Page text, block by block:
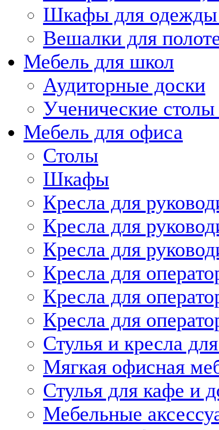
Шкафы для одежды
Вешалки для
Мебель для школ
Аудиторные доски
Ученические столы
Мебель для офиса
Столы
Шкафы
Кресла для
Кресла для
Кресла для
Кресла для
Кресла для
Кресла для
Стулья и кресла
Мягкая офисная
Стулья для кафе и
Мебельные